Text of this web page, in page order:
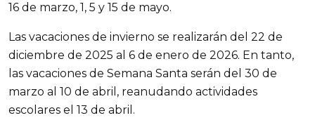
16 de marzo, 1, 5 y 15 de mayo.
Las vacaciones de invierno se realizarán del 22 de
diciembre de 2025 al 6 de enero de 2026. En tanto,
las vacaciones de Semana Santa serán del 30 de
marzo al 10 de abril, reanudando actividades
escolares el 13 de abril.